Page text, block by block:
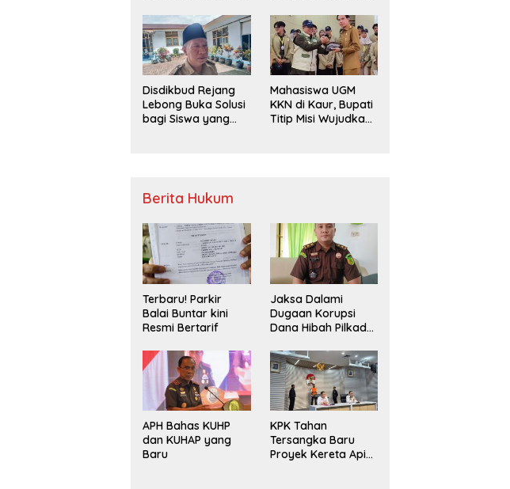
Bullying,
Kadisdikbud: Patut
Jadi Contoh
Disdikbud Rejang
Lebong Buka Solusi
bagi Siswa yang
Mahasiswa UGM
KKN di Kaur, Bupati
Titip Misi Wujudkan
Berita Hukum
Terbaru! Parkir
Balai Buntar kini
Resmi Bertarif
Jaksa Dalami
Dugaan Korupsi
Dana Hibah Pilkada
Kaur
APH Bahas KUHP
dan KUHAP yang
Baru
KPK Tahan
Tersangka Baru
Proyek Kereta Api